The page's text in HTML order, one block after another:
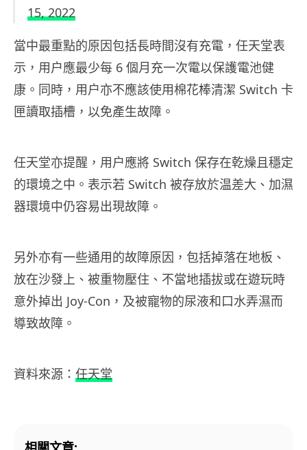
15, 2022
當中最重點的原因包括長時間沒有充電，任天堂表
示，用户應最少每 6 個月充一次電以保護電池健
康。同時，用户亦不應該使用棉花棒清潔 Switch 卡
匣讀取插槽，以免產生故障。
任天堂亦提醒，用户應將 Switch 保存在乾燥且穩定
的環境之中。表示若 Switch 被存放於温差大、加濕
器環境中仍容易出現故障。
另外亦有一些通用的故障原因，包括掉落在地板、
放在沙發上、被重物壓住、不當地插拔或在遊玩時
意外掉出 Joy-Con，及被寵物的尿液和口水弄濕而
導致故障。
資料來源： 任天堂